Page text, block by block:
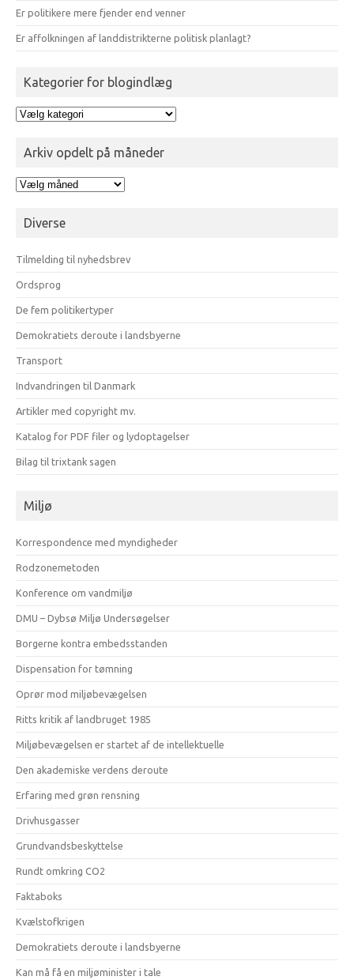
Er politikere mere fjender end venner
Er affolkningen af landdistrikterne politisk planlagt?
Kategorier for blogindlæg
Kategorier
Arkiv opdelt på måneder
Arkiv
måneder
Diverse
Tilmelding til nyhedsbrev
Ordsprog
De fem politikertyper
Demokratiets deroute i landsbyerne
Transport
Indvandringen til Danmark
Artikler med copyright mv.
Katalog for PDF filer og lydoptagelser
Bilag til trixtank sagen
Miljø
Korrespondence med myndigheder
Rodzonemetoden
Konference om vandmiljø
DMU – Dybsø Miljø Undersøgelser
Borgerne kontra embedsstanden
Dispensation for tømning
Oprør mod miljøbevægelsen
Ritts kritik af landbruget 1985
Miljøbevægelsen er startet af de intellektuelle
Den akademiske verdens deroute
Erfaring med grøn rensning
Drivhusgasser
Grundvandsbeskyttelse
Rundt omkring CO2
Faktaboks
Kvælstofkrigen
Demokratiets deroute i landsbyerne
Kan må få en miljøminister i tale